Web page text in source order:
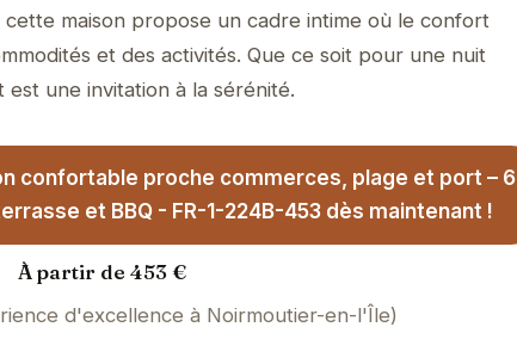
maison propose un cadre intime où le confort
et des activités. Que ce soit pour une nuit
une invitation à la sérénité.
confortable proche commerces, plage et port – 6
et BBQ - FR-1-224B-453 dès maintenant !
À partir de 453 €
d'excellence à Noirmoutier-en-l'Île)